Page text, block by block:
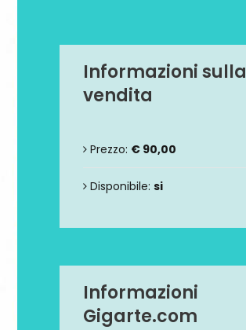
Informazioni sulla
vendita
Prezzo: € 90,00
Disponibile: si
Informazioni
Gigarte.com